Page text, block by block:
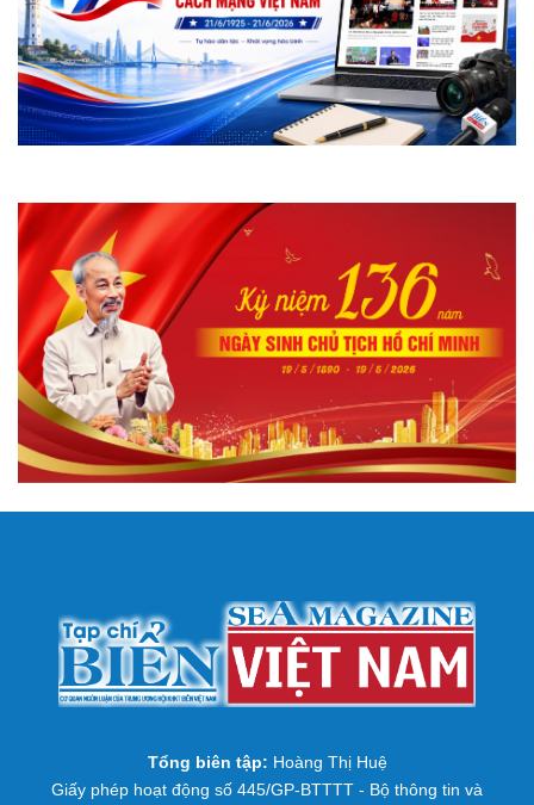
Tổng biên tập: Hoàng Thị Huệ
Giấy phép hoạt động số 445/GP-BTTTT - Bộ thông tin và